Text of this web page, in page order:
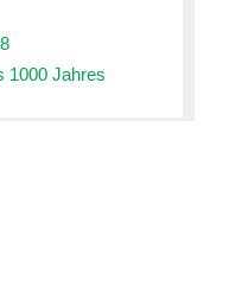
1000 Jahres